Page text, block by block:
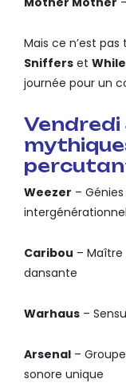
Mais ce n’est pas
Sniffers et
journée pour un
Vendredi
Weezer –
Caribou –
dansante
Warhaus –
Arsenal –
sonore unique